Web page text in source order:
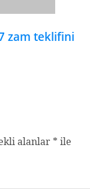
zam teklifini
alanlar * ile